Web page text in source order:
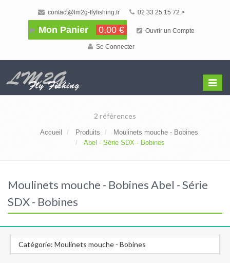
contact@lm2g-flyfishing.fr 02 33 25 15 72 >
Mon Panier 0,00 € Ouvrir un Compte
Se Connecter
Menu
2 références
Accueil Produits
Moulinets mouche - Bobines
Abel - Série SDX - Bobines
Moulinets mouche - Bobines Abel - Série
SDX - Bobines
Catégorie: Moulinets mouche - Bobines